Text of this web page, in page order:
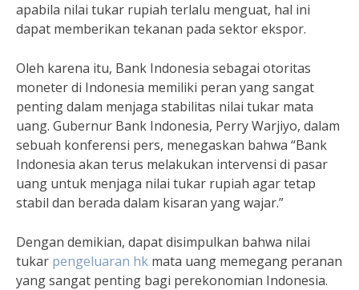
apabila nilai tukar rupiah terlalu menguat, hal ini
dapat memberikan tekanan pada sektor ekspor.
Oleh karena itu, Bank Indonesia sebagai otoritas
moneter di Indonesia memiliki peran yang sangat
penting dalam menjaga stabilitas nilai tukar mata
uang. Gubernur Bank Indonesia, Perry Warjiyo, dalam
sebuah konferensi pers, menegaskan bahwa “Bank
Indonesia akan terus melakukan intervensi di pasar
uang untuk menjaga nilai tukar rupiah agar tetap
stabil dan berada dalam kisaran yang wajar.”
Dengan demikian, dapat disimpulkan bahwa nilai
tukar pengeluaran hk mata uang memegang peranan
yang sangat penting bagi perekonomian Indonesia.